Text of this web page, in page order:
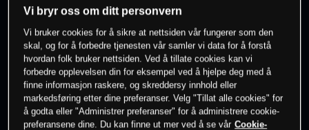
7 dager
-
30 dager
-
0% av kunder erpå dette instrumentet
Vi bryr oss om ditt personvern
Vi bruker cookies for å sikre at nettsiden vår fungerer som den
skal, og for å forbedre tjenesten vår samler vi data for å forstå
hvordan folk bruker nettsiden. Ved å tillate cookies kan vi
forbedre opplevelsen din for eksempel ved å hjelpe deg med å
finne informasjon raskere, og skreddersy innhold eller
markedsføring etter dine preferanser. Velg "Tillat alle cookies" for
å godta eller "Administrer preferanser" for å administrere cookie-
preferansene dine. Du kan finne ut mer ved å se vår Cookie-